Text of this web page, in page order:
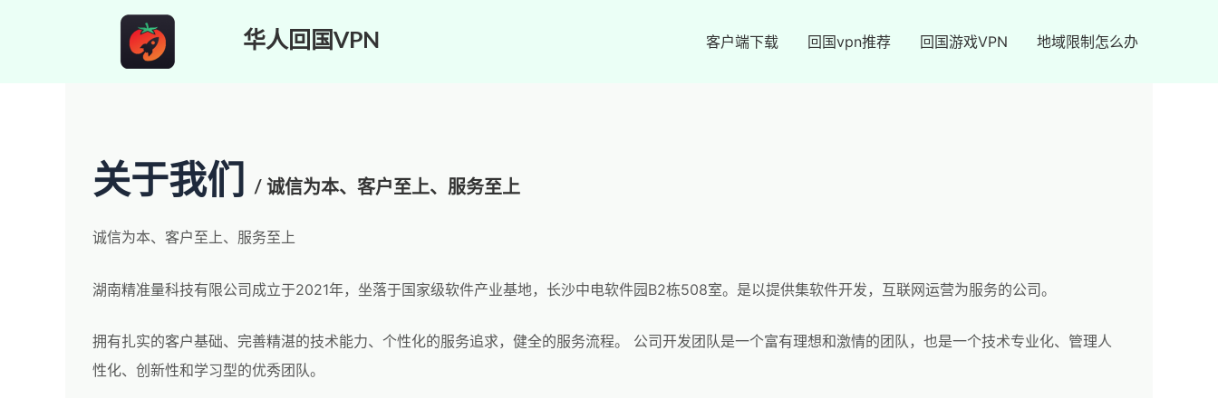
华人回国VPN 客户端下载 回国vpn推荐 回国游戏VPN 地域限制怎么办
关于我们 / 诚信为本、客户至上、服务至上
诚信为本、客户至上、服务至上
湖南精准量科技有限公司成立于2021年，坐落于国家级软件产业基地，长沙中电软件园B2栋508室。是以提供集软件开发，互联网运营为服务的公司。
拥有扎实的客户基础、完善精湛的技术能力、个性化的服务追求，健全的服务流程。 公司开发团队是一个富有理想和激情的团队，也是一个技术专业化、管理人
性化、创新性和学习型的优秀团队。